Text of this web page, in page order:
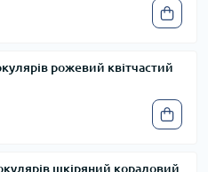
рожевий квітчастий
шкіряний кораловий